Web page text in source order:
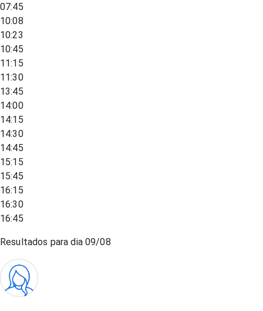
07:45
10:08
10:23
10:45
11:15
11:30
13:45
14:00
14:15
14:30
14:45
15:15
15:45
16:15
16:30
16:45
Resultados para dia09/08